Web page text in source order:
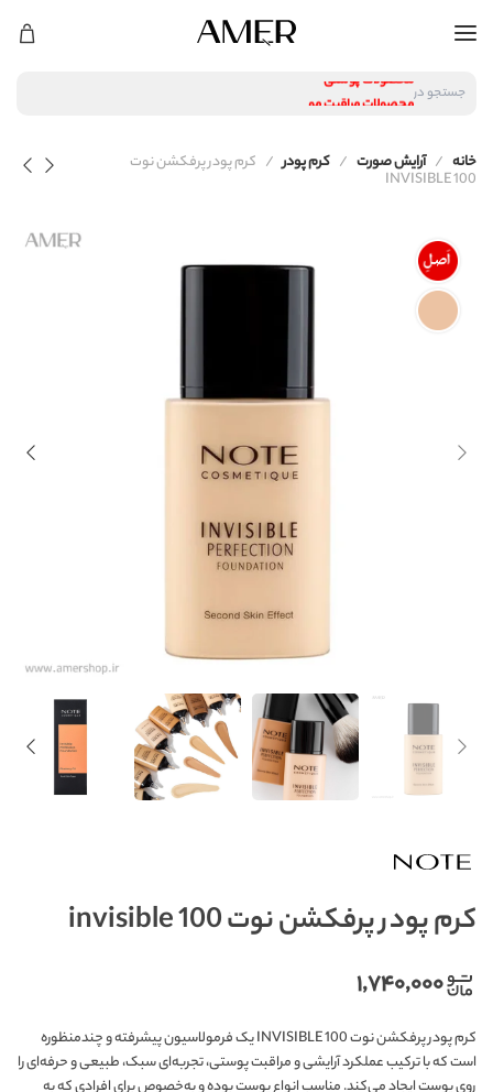
جستجو در محصولات مراقبت مو
محصولات پوستی
خانه آرایش صورت کرم پودر کرم پودر پرفکشن نوت
INVISIBLE 100
کرم پودر پرفکشن نوت invisible 100
۱,۷۴۰,۰۰۰
کرم پودر پرفکشن نوت INVISIBLE 100 یک فرمولاسیون پیشرفته و چندمنظوره
است که با ترکیب عملکرد آرایشی و مراقبت پوستی، تجربه‌ای سبک، طبیعی و حرفه‌ای را
روی پوست ایجاد می‌کند. مناسب انواع پوست بوده و به‌خصوص برای افرادی که به